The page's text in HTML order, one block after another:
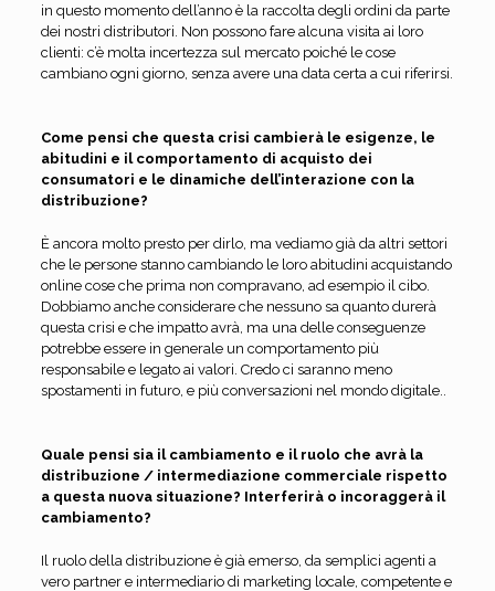
in questo momento dell’anno è la raccolta degli ordini da parte
dei nostri distributori. Non possono fare alcuna visita ai loro
clienti: c’è molta incertezza sul mercato poiché le cose
cambiano ogni giorno, senza avere una data certa a cui riferirsi.
Come pensi che questa crisi cambierà le esigenze, le
abitudini e il comportamento di acquisto dei
consumatori e le dinamiche dell’interazione con la
distribuzione?
È ancora molto presto per dirlo, ma vediamo già da altri settori
che le persone stanno cambiando le loro abitudini acquistando
online cose che prima non compravano, ad esempio il cibo.
Dobbiamo anche considerare che nessuno sa quanto durerà
questa crisi e che impatto avrà, ma una delle conseguenze
potrebbe essere in generale un comportamento più
responsabile e legato ai valori. Credo ci saranno meno
spostamenti in futuro, e più conversazioni nel mondo digitale..
Quale pensi sia il cambiamento e il ruolo che avrà la
distribuzione / intermediazione commerciale rispetto
a questa nuova situazione? Interferirà o incoraggerà il
cambiamento?
Il ruolo della distribuzione è già emerso, da semplici agenti a
vero partner e intermediario di marketing locale, competente e